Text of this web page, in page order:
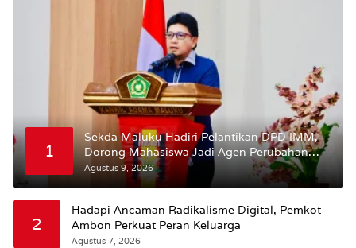
1
Sekda Maluku Hadiri Pelantikan DPD IMM,
Dorong Mahasiswa Jadi Agen Perubahan
dan Mitra Strategis Pemerintah
Agustus 9, 2026
2
Hadapi Ancaman Radikalisme Digital, Pemkot
Ambon Perkuat Peran Keluarga
Agustus 7, 2026